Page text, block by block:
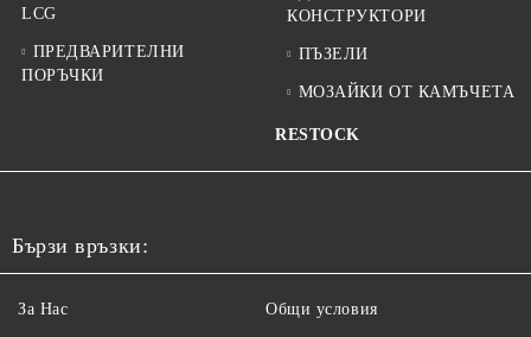
LCG
ПРЕДВАРИТЕЛНИ
ПОРЪЧКИ
КОНСТРУКТОРИ
ПЪЗЕЛИ
МОЗАЙКИ ОТ КАМЪЧЕТА
RESTOCK
Бързи връзки:
За Нас Общи условия